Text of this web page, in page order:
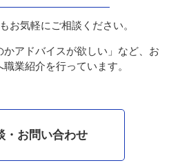
お気軽にご相談ください。
かアドバイスが欲しい」など、お
業紹介を行っています。
・お問い合わせ